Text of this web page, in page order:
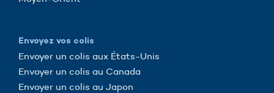
Envoyez vos colis
Envoyer un colis aux États-Unis
Envoyer un colis au Canada
Envoyer un colis au Japon